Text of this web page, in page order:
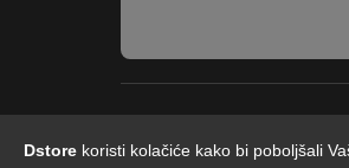
Dstore koristi kolačiće kako bi poboljšali